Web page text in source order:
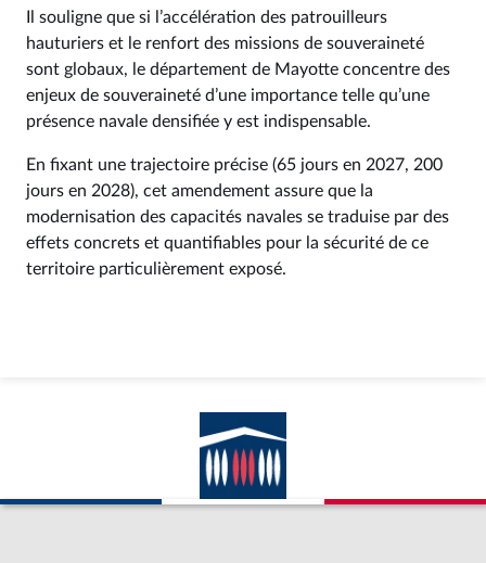
Il souligne que si l’accélération des patrouilleurs
hauturiers et le renfort des missions de souveraineté
sont globaux, le département de Mayotte concentre des
enjeux de souveraineté d’une importance telle qu’une
présence navale densifiée y est indispensable.
En fixant une trajectoire précise (65 jours en 2027, 200
jours en 2028), cet amendement assure que la
modernisation des capacités navales se traduise par des
effets concrets et quantifiables pour la sécurité de ce
territoire particulièrement exposé.